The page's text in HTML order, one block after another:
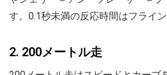
す。0.1秒未満の反応時間はフライ
2. 200メートル走